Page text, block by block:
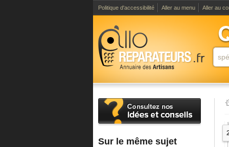
Politique d'accessibilité Aller au menu Aller au
Sur le même sujet